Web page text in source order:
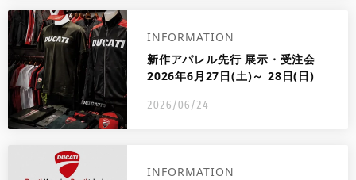
INFORMATION
新作アパレル先行 展示・受注会
2026年6月27日(土)～ 28日(日)
2026/06/24
INFORMATION